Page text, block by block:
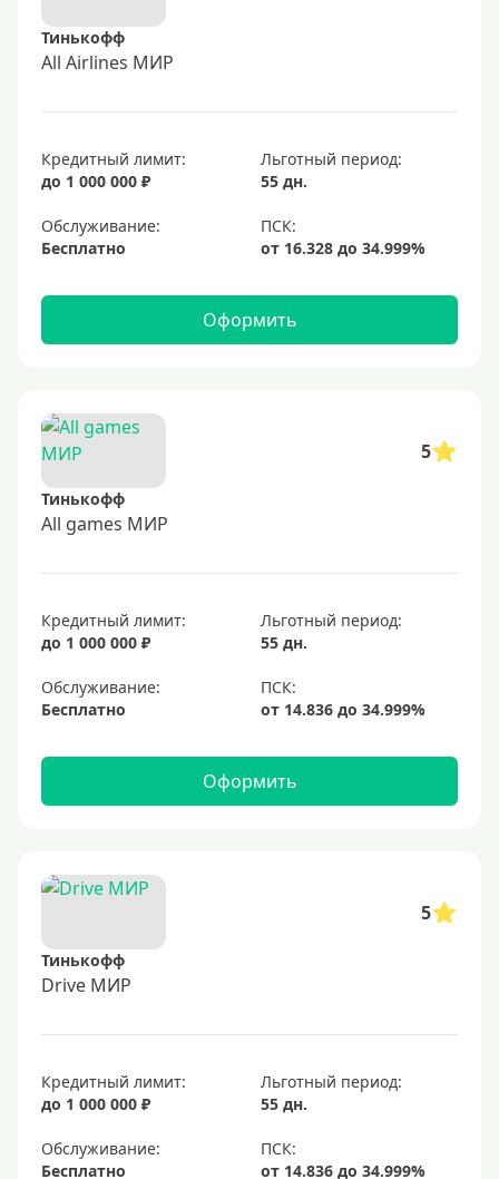
Тинькофф
All Airlines МИР
Кредитный лимит:
до 1 000 000 ₽
Льготный период:
55 дн.
Обслуживание:
Бесплатно
Оформить
5
Тинькофф
All games МИР
Кредитный лимит:
до 1 000 000 ₽
Льготный период:
55 дн.
Обслуживание:
Бесплатно
Оформить
5
Тинькофф
Drive МИР
Кредитный лимит:
до 1 000 000 ₽
Льготный период:
55 дн.
Обслуживание:
Бесплатно